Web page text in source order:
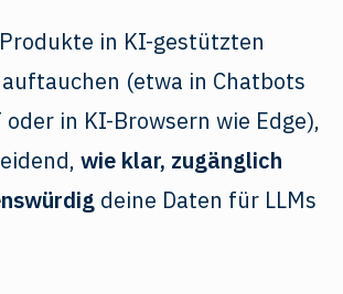
in KI-gestützten
(etwa in Chatbots
oder in KI-Browsern wie Edge),
wie klar, zugänglich
deine Daten für LLMs